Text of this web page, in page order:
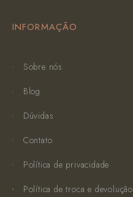
INFORMAÇÃO
Sobre nós
Blog
Dúvidas
Contato
Política de privacidade
Política de troca e devolução